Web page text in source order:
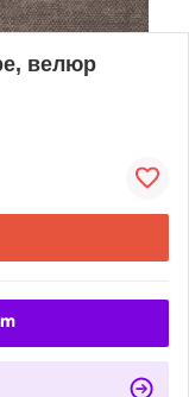
велюр